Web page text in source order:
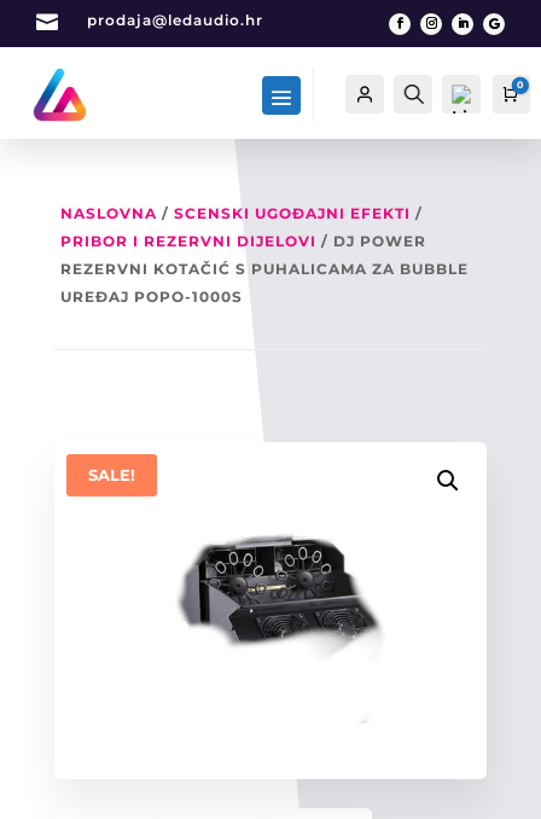
 prodaja@ledaudio.hr
Račun Traži
a
0
NASLOVNA/ SCENSKI UGOĐAJNI EFEKTI /
PRIBOR I REZERVNI DIJELOVI / DJ POWER
REZERVNI KOTAČIĆ S PUHALICAMA ZA BUBBLE
UREĐAJ POPO-1000S
SALE!